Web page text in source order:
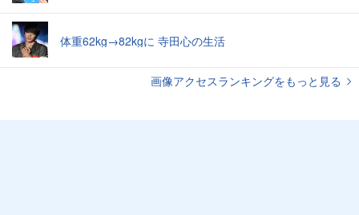
体重62kg→82kgに 寺田心の生活
画像アクセスランキングをもっと見る